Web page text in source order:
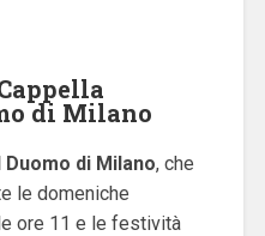
di Milano
di Milano, che
le domeniche
ore 11 e le festività